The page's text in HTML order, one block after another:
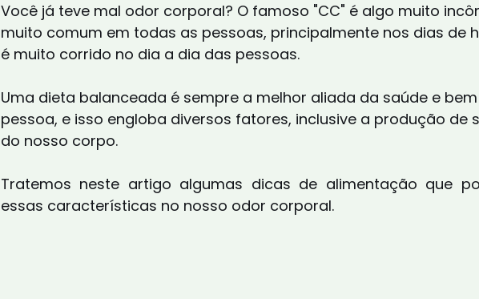
Você já teve mal odor corporal? O famoso "CC" é algo muito
muito comum em todas as pessoas, principalmente nos dias de
é muito corrido no dia a dia das pessoas.
Uma dieta balanceada é sempre a melhor aliada da saúde e
pessoa, e isso engloba diversos fatores, inclusive a produção de
do nosso corpo.
Tratemos neste artigo algumas dicas de alimentação que
essas características no nosso odor corporal.